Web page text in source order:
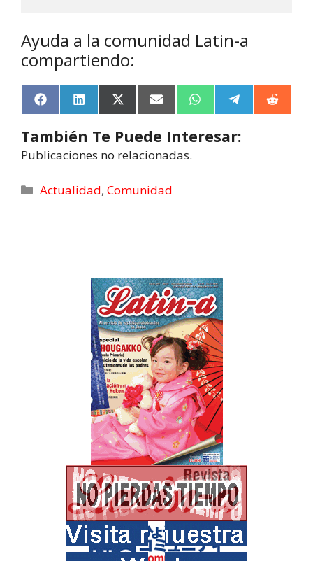
Ayuda a la comunidad Latin-a
compartiendo:
F
a
e
b
o
k
L
i
k
e
d
n
X
(
w
i
t
e
r
E
m
a
l
W
h
t
e
e
R
e
También Te Puede Interesar:
Publicaciones no relacionadas.
Actualidad,Comunidad